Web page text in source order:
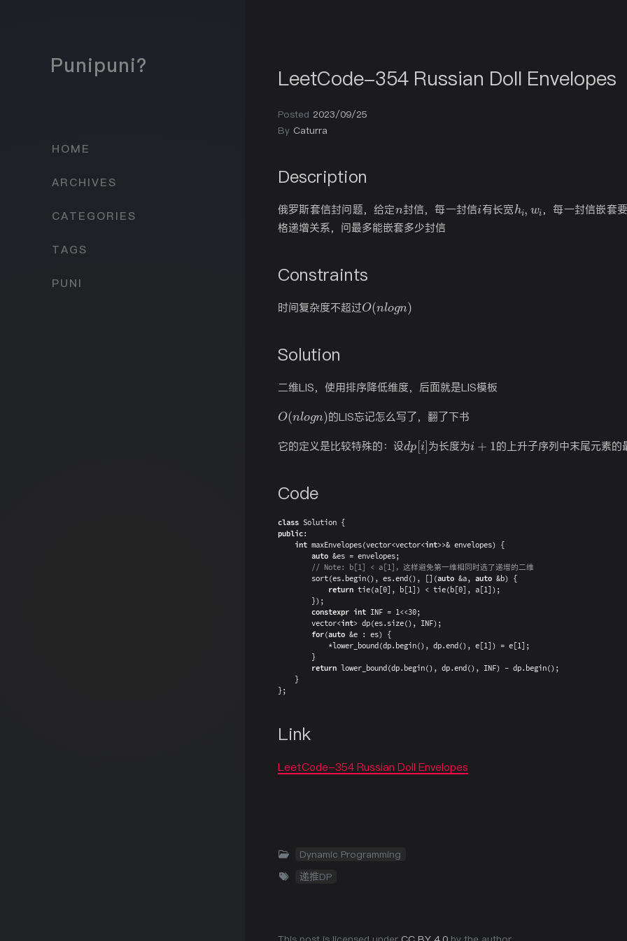
Punipuni?
HOME
ARCHIVES
CATEGORIES
TAGS
PUNI
LeetCode-354 Russian Doll Envelopes
Posted 2023/09/25
By Caturra
Description
俄罗斯套信封问题，给定 封信，每一封信i有长宽 h
，每一封信嵌套
格递增关系，问最多能嵌套多少封信
Constraints
时间复杂度不超过 O( lo )
Solution
二维LIS，使用排序降低维度，后面就是LIS模板
O( lo ) 的LIS忘记怎么写了，翻了下书
它的定义是比较特殊的：设 d [i]为长度为 i+ 的上升子序列中末尾元素的
Code
class Solution {
public:
int maxEnvelopes(vector<vector<int>>& envelopes) {
auto &es = envelopes;
// Note: b[1] < a[1]，这样避免第一维相同时选了递增的二维
sort(es. begin() , es.end () , [] (auto &a, auto &b) {
return tie(a [0] , b [1] ) < tie(b [0] , a [1] ) ;
}) ;
constexpr int INF = 1<<30;
        vector
<int> dp(es. size() , INF) ;
for(auto &e : es) {
*lower_bound (dp. begin() , dp.end () , e [1] ) = e [1] ;
}
return lower_bound (dp. begin() , dp.end () , INF) - dp. begin() ;
}
};
Link
LeetCode-354 Russian Doll Envelopes
Dynamic Programming
递推DP